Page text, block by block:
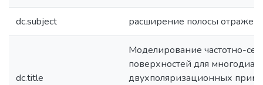
dc.subject расширение полосы
dc.title
Моделирование частотно-
поверхностей для
двухполяризационных